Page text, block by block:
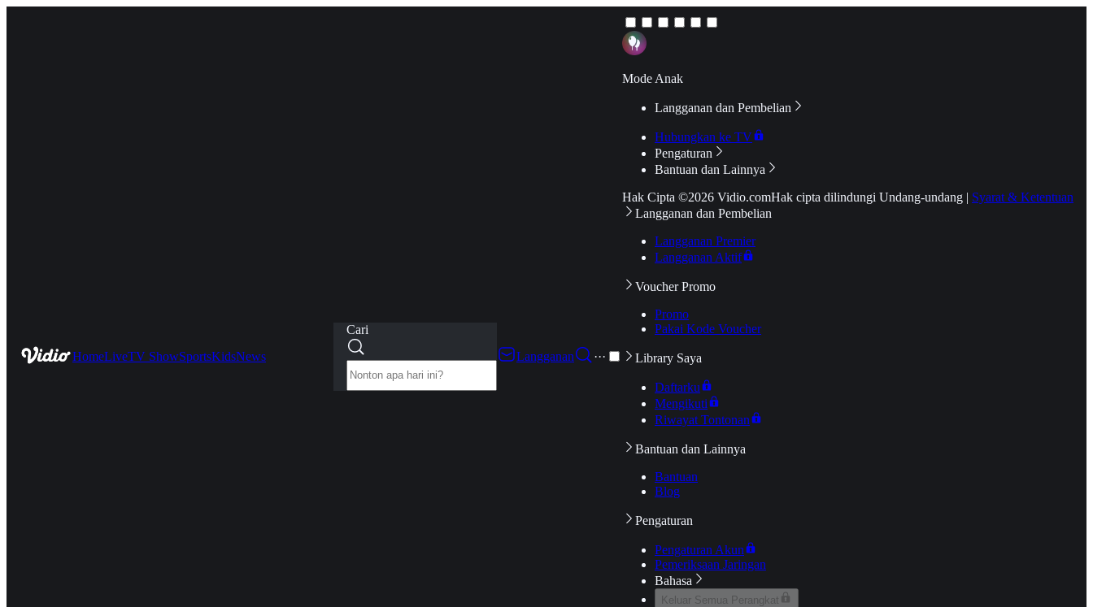
HomeLiveTV ShowSportsKidsNews
Cari
Langganan
···
Mode Anak
Langganan dan Pembelian
Hubungkan ke TV
Pengaturan
Bantuan dan Lainnya
Hak Cipta ©2026 Vidio.comHak cipta dilindungi Undang-undang | Syarat & Ketentuan
Langganan dan Pembelian
Langganan Premier
Langganan Aktif
Voucher Promo
Promo
Pakai Kode Voucher
Library Saya
Daftarku
Mengikuti
Riwayat Tontonan
Bantuan dan Lainnya
Bantuan
Blog
Pengaturan
Pengaturan Akun
Pemeriksaan Jaringan
Bahasa
Keluar Semua Perangkat